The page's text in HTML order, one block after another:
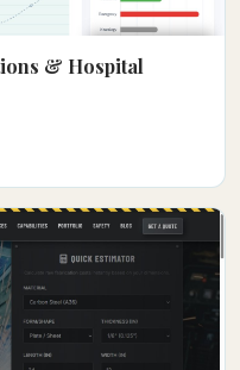
& Hospital